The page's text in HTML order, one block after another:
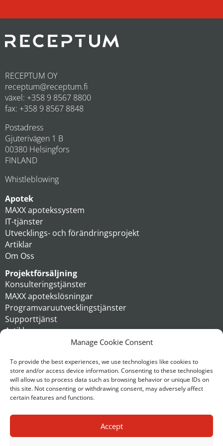
Manage Cookie Consent
To provide the best experiences, we use technologies like cookies to
store and/or access device information. Consenting to these technologies
will allow us to process data such as browsing behavior or unique IDs on
this site. Not consenting or withdrawing consent, may adversely affect
certain features and functions.
Accept
RECEPTUM OY
receptum@receptum.fi
växel: +358 9 8567 8800
fax: +358 9 8567 8848
Postadress
Gjuterivägen 1 B
00380 Helsingfors
FINLAND
Whistleblowing
Apotek
MAXX apotekssystem
IT-tjänster
Utvecklings- och förändringsprojekt
Artiklar
Om Oss
Projektförsäljning
Konsulteringstjänster
MAXX apotekslösningar
Programvaruutvecklingstjänster
Supporttjänst
Artiklar
Koncern
Kontakt